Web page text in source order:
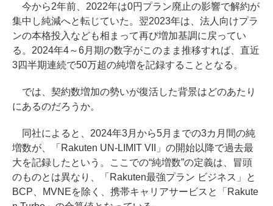
今から2年前、2022年は0円プラン廃止の影響で解約が
集中し純減へと転じていた。翌2023年は、法人向けプラ
ンの本格投入なども相まって再び増加基調に戻ってい
る。2024年4～6月期の数字がこのまま推移すれば、直近
3四半期連続で50万超の純増を記録することとなる。
では、契約数増加の勢いが復活した背景はどのあたり
にあるのだろうか。
同社によると、2024年3月から5月までの3カ月間の純
増数が、「Rakuten UN-LIMIT VII」の開始以降で過去最
大を記録したという。ここでの“純増数”の定義は、冒頭
のものとは異なり、「Rakuten最強プラン ビジネス」と
BCP、MVNEを除く、携帯キャリアサービスと「Rakute